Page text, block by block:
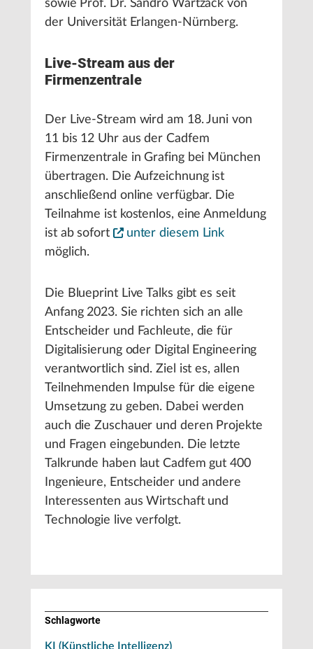
sowie Prof. Dr. Sandro Wartzack von
der Universität Erlangen-Nürnberg.
Live-Stream aus der
Firmenzentrale
Der Live-Stream wird am 18. Juni von
11 bis 12 Uhr aus der Cadfem
Firmenzentrale in Grafing bei München
übertragen. Die Aufzeichnung ist
anschließend online verfügbar. Die
Teilnahme ist kostenlos, eine Anmeldung
ist ab sofort
unter diesem Link
möglich.
Die Blueprint Live Talks gibt es seit
Anfang 2023. Sie richten sich an alle
Entscheider und Fachleute, die für
Digitalisierung oder Digital Engineering
verantwortlich sind. Ziel ist es, allen
Teilnehmenden Impulse für die eigene
Umsetzung zu geben. Dabei werden
auch die Zuschauer und deren Projekte
und Fragen eingebunden. Die letzte
Talkrunde haben laut Cadfem gut 400
Ingenieure, Entscheider und andere
Interessenten aus Wirtschaft und
Technologie live verfolgt.
Schlagworte
KI (Künstliche Intelligenz)